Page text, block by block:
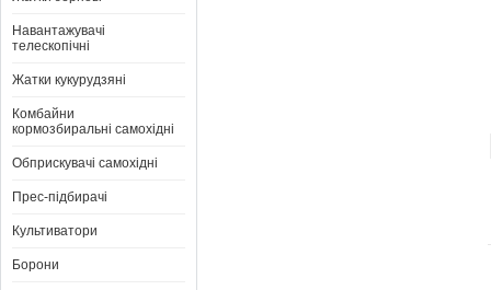
Навантажувачі
телескопічні
Жатки кукурудзяні
Комбайни
кормозбиральні самохідні
Обприскувачі самохідні
Прес-підбирачі
Культиватори
Борони